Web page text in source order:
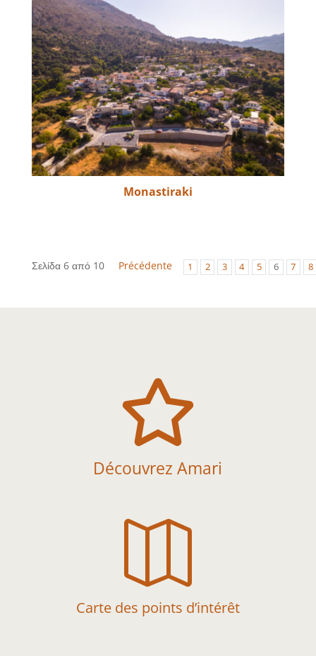
Monastiraki
Σελίδα 6 από 10 Précédente 1 2 3 4 5 6 7 8

Découvrez Amari

Carte des points d’intérêt